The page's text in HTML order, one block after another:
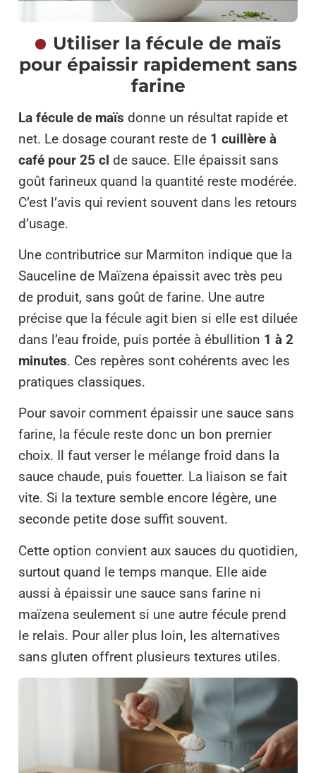
Utiliser la fécule de maïs
pour épaissir rapidement sans
farine
La fécule de maïs donne un résultat rapide et
net. Le dosage courant reste de 1 cuillère à
café pour 25 cl de sauce. Elle épaissit sans
goût farineux quand la quantité reste modérée.
C’est l’avis qui revient souvent dans les retours
d’usage.
Une contributrice sur Marmiton indique que la
Sauceline de Maïzena épaissit avec très peu
de produit, sans goût de farine. Une autre
précise que la fécule agit bien si elle est diluée
dans l’eau froide, puis portée à ébullition 1 à 2
minutes. Ces repères sont cohérents avec les
pratiques classiques.
Pour savoir comment épaissir une sauce sans
farine, la fécule reste donc un bon premier
choix. Il faut verser le mélange froid dans la
sauce chaude, puis fouetter. La liaison se fait
vite. Si la texture semble encore légère, une
seconde petite dose suffit souvent.
Cette option convient aux sauces du quotidien,
surtout quand le temps manque. Elle aide
aussi à épaissir une sauce sans farine ni
maïzena seulement si une autre fécule prend
le relais. Pour aller plus loin, les alternatives
sans gluten offrent plusieurs textures utiles.